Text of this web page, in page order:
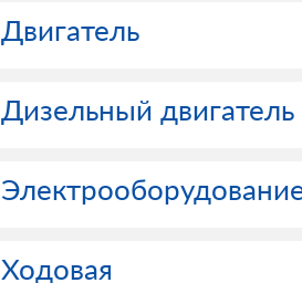
Двигатель
Дизельный двигатель
Ходовая